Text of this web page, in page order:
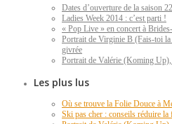
Dates d’ouverture de la saison
Ladies Week 2014 : c’est parti !
« Pop Live » en concert à
Portrait de Virginie B (Fais-toi la
givrée
Portrait de Valérie (Koming Up),
Les plus lus
Où se trouve la Folie Douce à
Ski pas cher : conseils réduire la